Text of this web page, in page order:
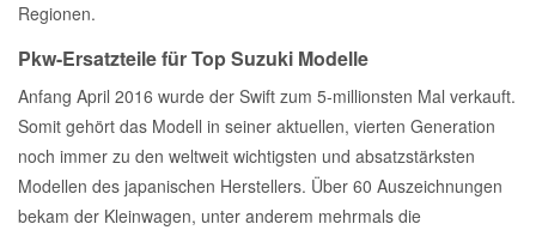
Regionen.
Pkw-Ersatzteile für Top Suzuki Modelle
Anfang April 2016 wurde der Swift zum 5-millionsten Mal verkauft.
Somit gehört das Modell in seiner aktuellen, vierten Generation
noch immer zu den weltweit wichtigsten und absatzstärksten
Modellen des japanischen Herstellers. Über 60 Auszeichnungen
bekam der Kleinwagen, unter anderem mehrmals die